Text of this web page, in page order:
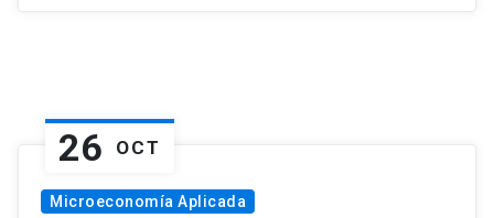
26 OCT
Microeconomía Aplicada